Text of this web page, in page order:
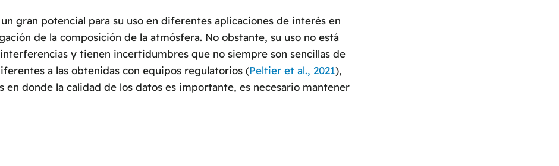
gran potencial para su uso en diferentes aplicaciones de interés en
de la composición de la atmósfera. No obstante, su uso no está
y tienen incertidumbres que no siempre son sencillas de
a las obtenidas con equipos regulatorios (Peltier et al., 2021),
en donde la calidad de los datos es importante, es necesario mantener